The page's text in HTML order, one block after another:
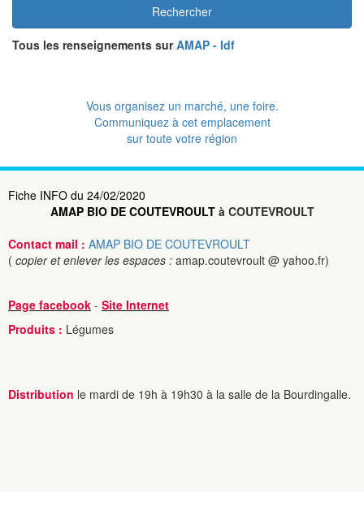
Rechercher
Tous les renseignements surAMAP - Idf
Vous organisez un marché, une foire.
Communiquez à cet emplacement
sur toute votre région
Fiche INFO du 24/02/2020
AMAP BIO DE COUTEVROULTà COUTEVROULT
Contact mail : AMAP BIO DE COUTEVROULT
( copier et enlever les espaces : amap.coutevroult @ yahoo.fr)
Page facebook - Site Internet
Produits : Légumes
Distribution le mardi de 19h à 19h30 à la salle de la Bourdingalle.